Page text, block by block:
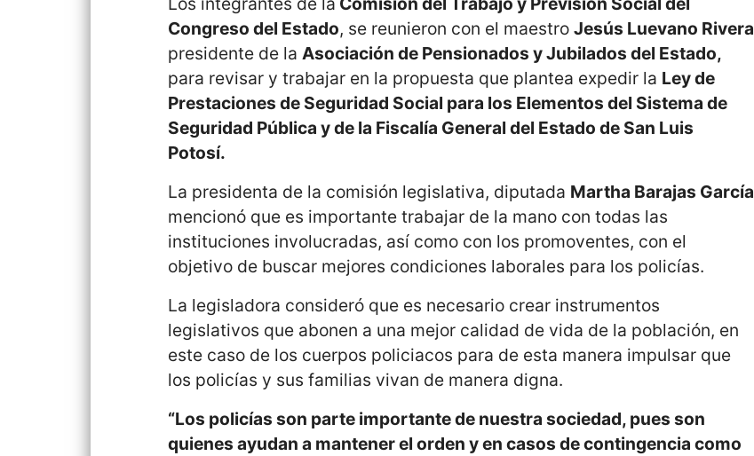
Congreso del Estado, se reunieron con el maestroJesús Luevano Rivera
presidente de la Asociación de Pensionados y Jubilados del Estado,
para revisar y trabajar en la propuesta que plantea expedir la Ley de
Prestaciones de Seguridad Social para los Elementos del Sistema de
Seguridad Pública y de la Fiscalía General del Estado de San Luis
Potosí.
La presidenta de la comisión legislativa, diputada Martha Barajas García
mencionó que es importante trabajar de la mano con todas las
instituciones involucradas, así como con los promoventes, con el
objetivo de buscar mejores condiciones laborales para los policías.
La legisladora consideró que es necesario crear instrumentos
legislativos que abonen a una mejor calidad de vida de la población, en
este caso de los cuerpos policiacos para de esta manera impulsar que
los policías y sus familias vivan de manera digna.
“Los policías son parte importante de nuestra sociedad, pues son
quienes ayudan a mantener el orden y en casos de contingencia como